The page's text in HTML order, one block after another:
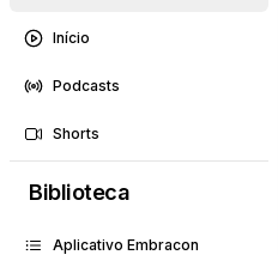
Início
Podcasts
Shorts
Biblioteca
Aplicativo Embracon